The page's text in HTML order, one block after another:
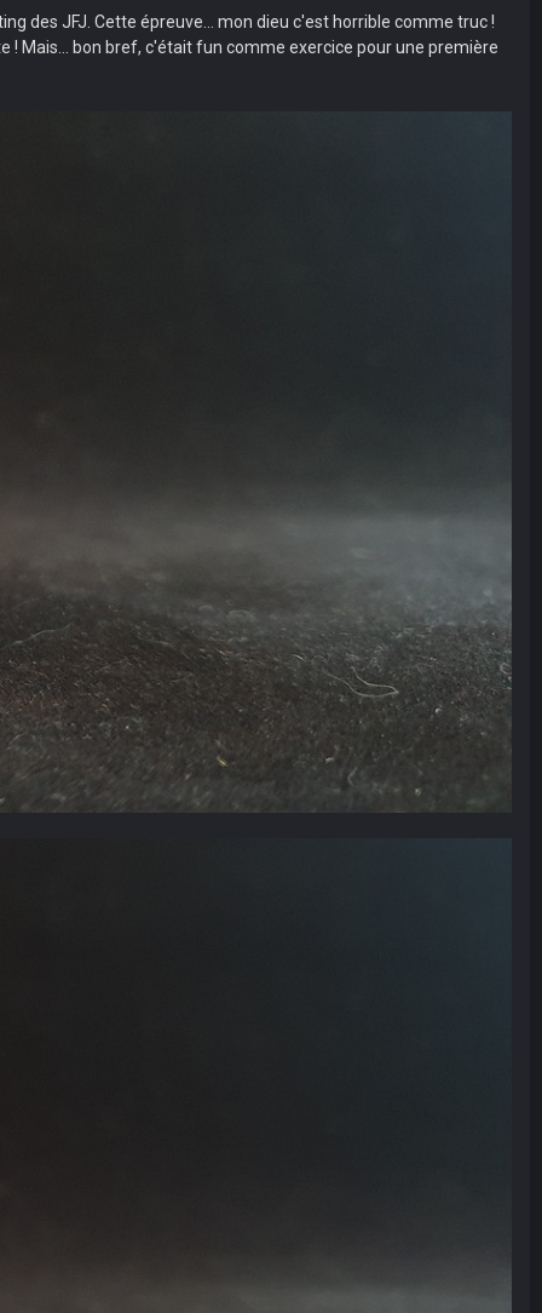
des JFJ. Cette épreuve... mon dieu c'est horrible comme truc !
! Mais... bon bref, c'était fun comme exercice pour une première